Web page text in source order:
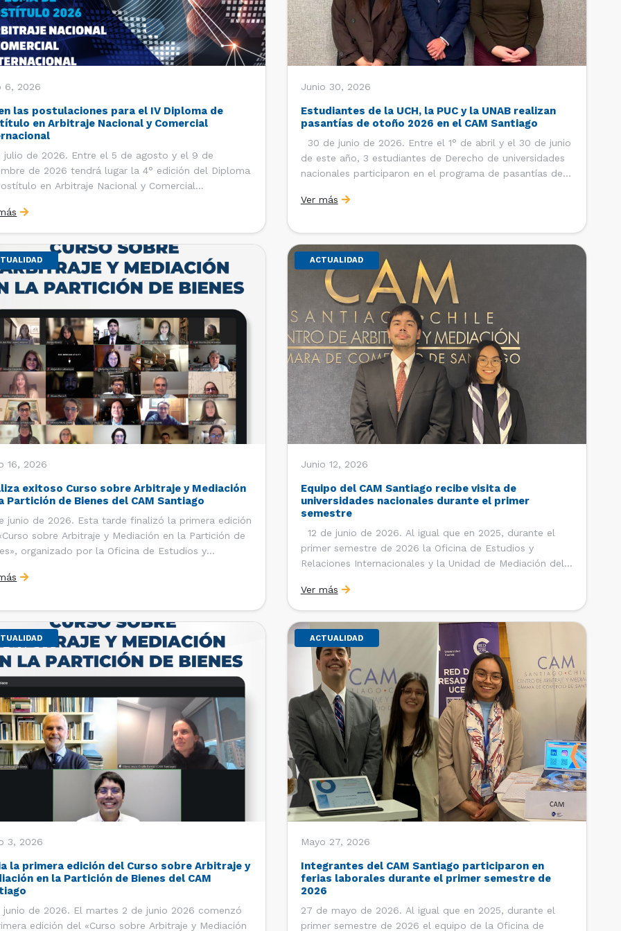
6, 2026
las postulaciones para el IV Diploma de
en Arbitraje Nacional y Comercial
julio de 2026. Entre el 5 de agosto y el 9 de
de 2026 tendrá lugar la 4° edición del Diploma
en Arbitraje Nacional y Comercial
Internacional de la Facultad de Derecho de la
de Chile y […]
Junio 30, 2026
Estudiantes de la UCH, la PUC y la UNAB realizan
pasantías de otoño 2026 en el CAM Santiago
30 de junio de 2026. Entre el 1° de abril y el 30 de junio
de este año, 3 estudiantes de Derecho de universidades
nacionales participaron en el programa de pasantías del
Comercio de Santiago (CCS). Así, se realizaron […]
Ver más
16, 2026
exitoso Curso sobre Arbitraje y Mediación
Partición de Bienes del CAM Santiago
junio de 2026. Esta tarde finalizó la primera edición
sobre Arbitraje y Mediación en la Partición de
organizado por la Oficina de Estudios y
(CAM) de la Cámara de Comercio de Santiago
ACTUALIDAD
Junio 12, 2026
Equipo del CAM Santiago recibe visita de
universidades nacionales durante el primer
semestre
12 de junio de 2026. Al igual que en 2025, durante el
primer semestre de 2026 la Oficina de Estudios y
Relaciones Internacionales y la Unidad de Mediación del
Comercio de Santiago (CCS) han recibido la visita de
estudiantes de […]
Ver más
3, 2026
la primera edición del Curso sobre Arbitraje y
en la Partición de Bienes del CAM
junio de 2026. El martes 2 de junio 2026 comenzó
edición del «Curso sobre Arbitraje y Mediación
ACTUALIDAD
Mayo 27, 2026
Integrantes del CAM Santiago participaron en
ferias laborales durante el primer semestre de
2026
27 de mayo de 2026. Al igual que en 2025, durante el
primer semestre de 2026 el equipo de la Oficina de